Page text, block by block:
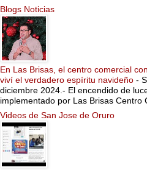
Blogs Noticias
En Las Brisas, el centro comercial
viví el verdadero espíritu navideño -
diciembre 2024.- El encendido de
implementado por Las Brisas Centro
Videos de San Jose de Oruro